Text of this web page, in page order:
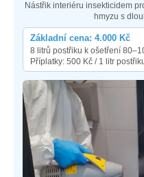
Nástřik interiéru insekticidem
hmyzu s
Základní cena: 4.000 Kč
8 litrů postřiku k ošetření
Příplatky: 500 Kč / 1 litr